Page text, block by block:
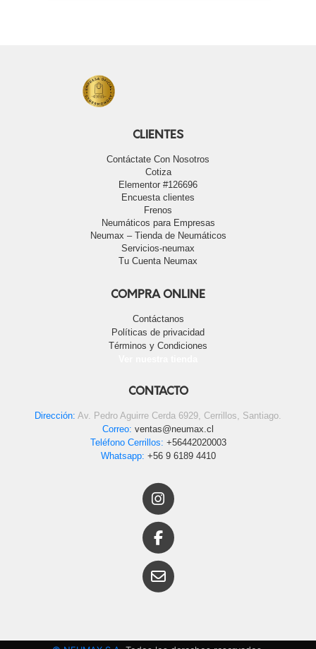
CLIENTES
Contáctate Con Nosotros
Cotiza
Elementor #126696
Encuesta clientes
Frenos
Neumáticos para Empresas
Neumax – Tienda de Neumáticos
Servicios-neumax
Tu Cuenta Neumax
COMPRA ONLINE
Contáctanos
Políticas de privacidad
Términos y Condiciones
CONTACTO
Dirección: Av. Pedro Aguirre Cerda 6929, Cerrillos, Santiago.
Correo: ventas@neumax.cl
Teléfono Cerrillos: +56442020003
Whatsapp: +56 9 6189 4410